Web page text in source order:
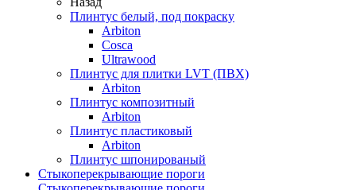
Плинтус белый, под покраску
Arbiton
Cosca
Ultrawood
Плинтус для плитки LVT (ПВХ)
Arbiton
Плинтус композитный
Arbiton
Плинтус пластиковый
Arbiton
Плинтус шпонированый
Стыкоперекрывающие пороги